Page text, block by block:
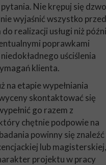
Nie krępuj się
wyjaśnić wszystko przed
realizacji usługi niż
poprawkami
uściślenia
klienta.
na etapie wypełniania
skontaktować się
go razem z
chętnie podpowie na
powinny się
lub
projektu w pracy